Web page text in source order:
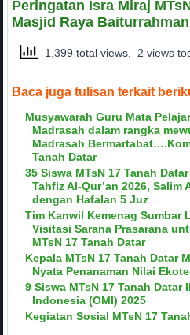
Peringatan Isra Miraj
Masjid Raya Baiturrahman
1,399 total views, 2 views
Baca juga tulisan terkait
Musyawarah Guru Mata
Madrasah dalam rangka
Madrasah
Tanah Datar
35 Siswa MTsN 17 Tanah
Tahfiz Al-Qur’an 2026, Salim
dengan Hafalan 5 Juz
Tim Kanwil Kemenag Sumbar
Visitasi Sarana Prasarana
MTsN 17 Tanah Datar
Kepala MTsN 17 Tanah Datar
Nyata Penanaman Nilai
9 Siswa MTsN 17 Tanah
Indonesia (OMI) 2025
Kegiatan Sosial MTsN 17